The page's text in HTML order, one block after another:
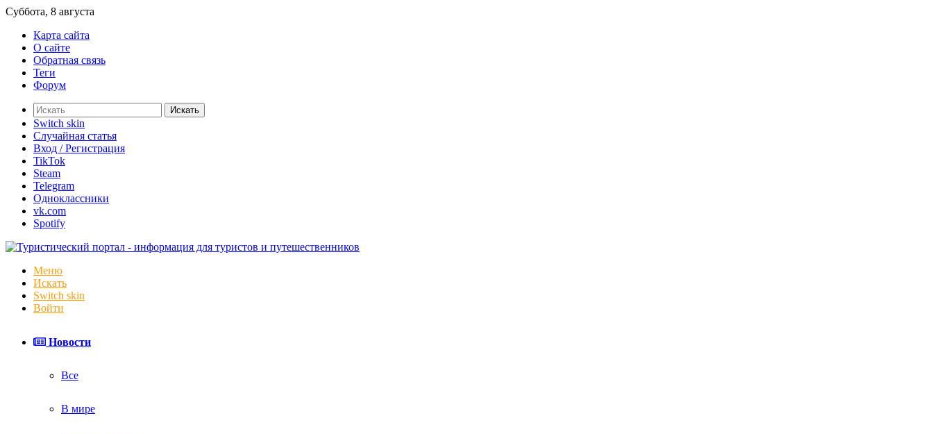
Суббота, 8 августа
Карта сайта
О сайте
Обратная связь
Теги
Форум
Искать
Switch skin
Случайная статья
Вход / Регистрация
TikTok
Steam
Telegram
Одноклассники
vk.com
Spotify
Меню
Искать
Switch skin
Войти
Новости
Все
В мире